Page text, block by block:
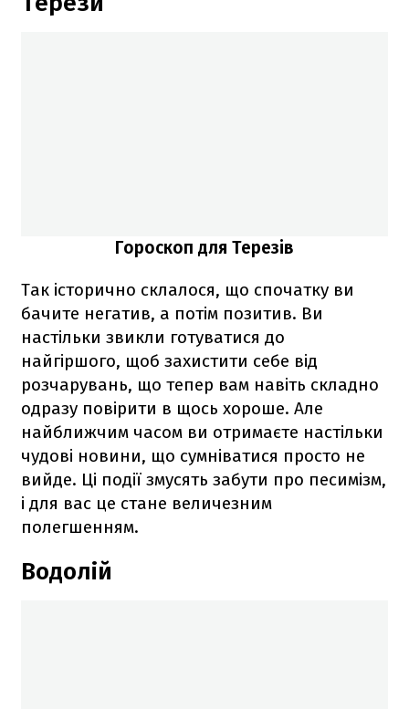
Гороскоп для Терезів
Так історично склалося, що спочатку ви
бачите негатив, а потім позитив. Ви
настільки звикли готуватися до
найгіршого, щоб захистити себе від
розчарувань, що тепер вам навіть складно
одразу повірити в щось хороше. Але
найближчим часом ви отримаєте настільки
чудові новини, що сумніватися просто не
вийде. Ці події змусять забути про песимізм,
і для вас це стане величезним
полегшенням.
Водолій